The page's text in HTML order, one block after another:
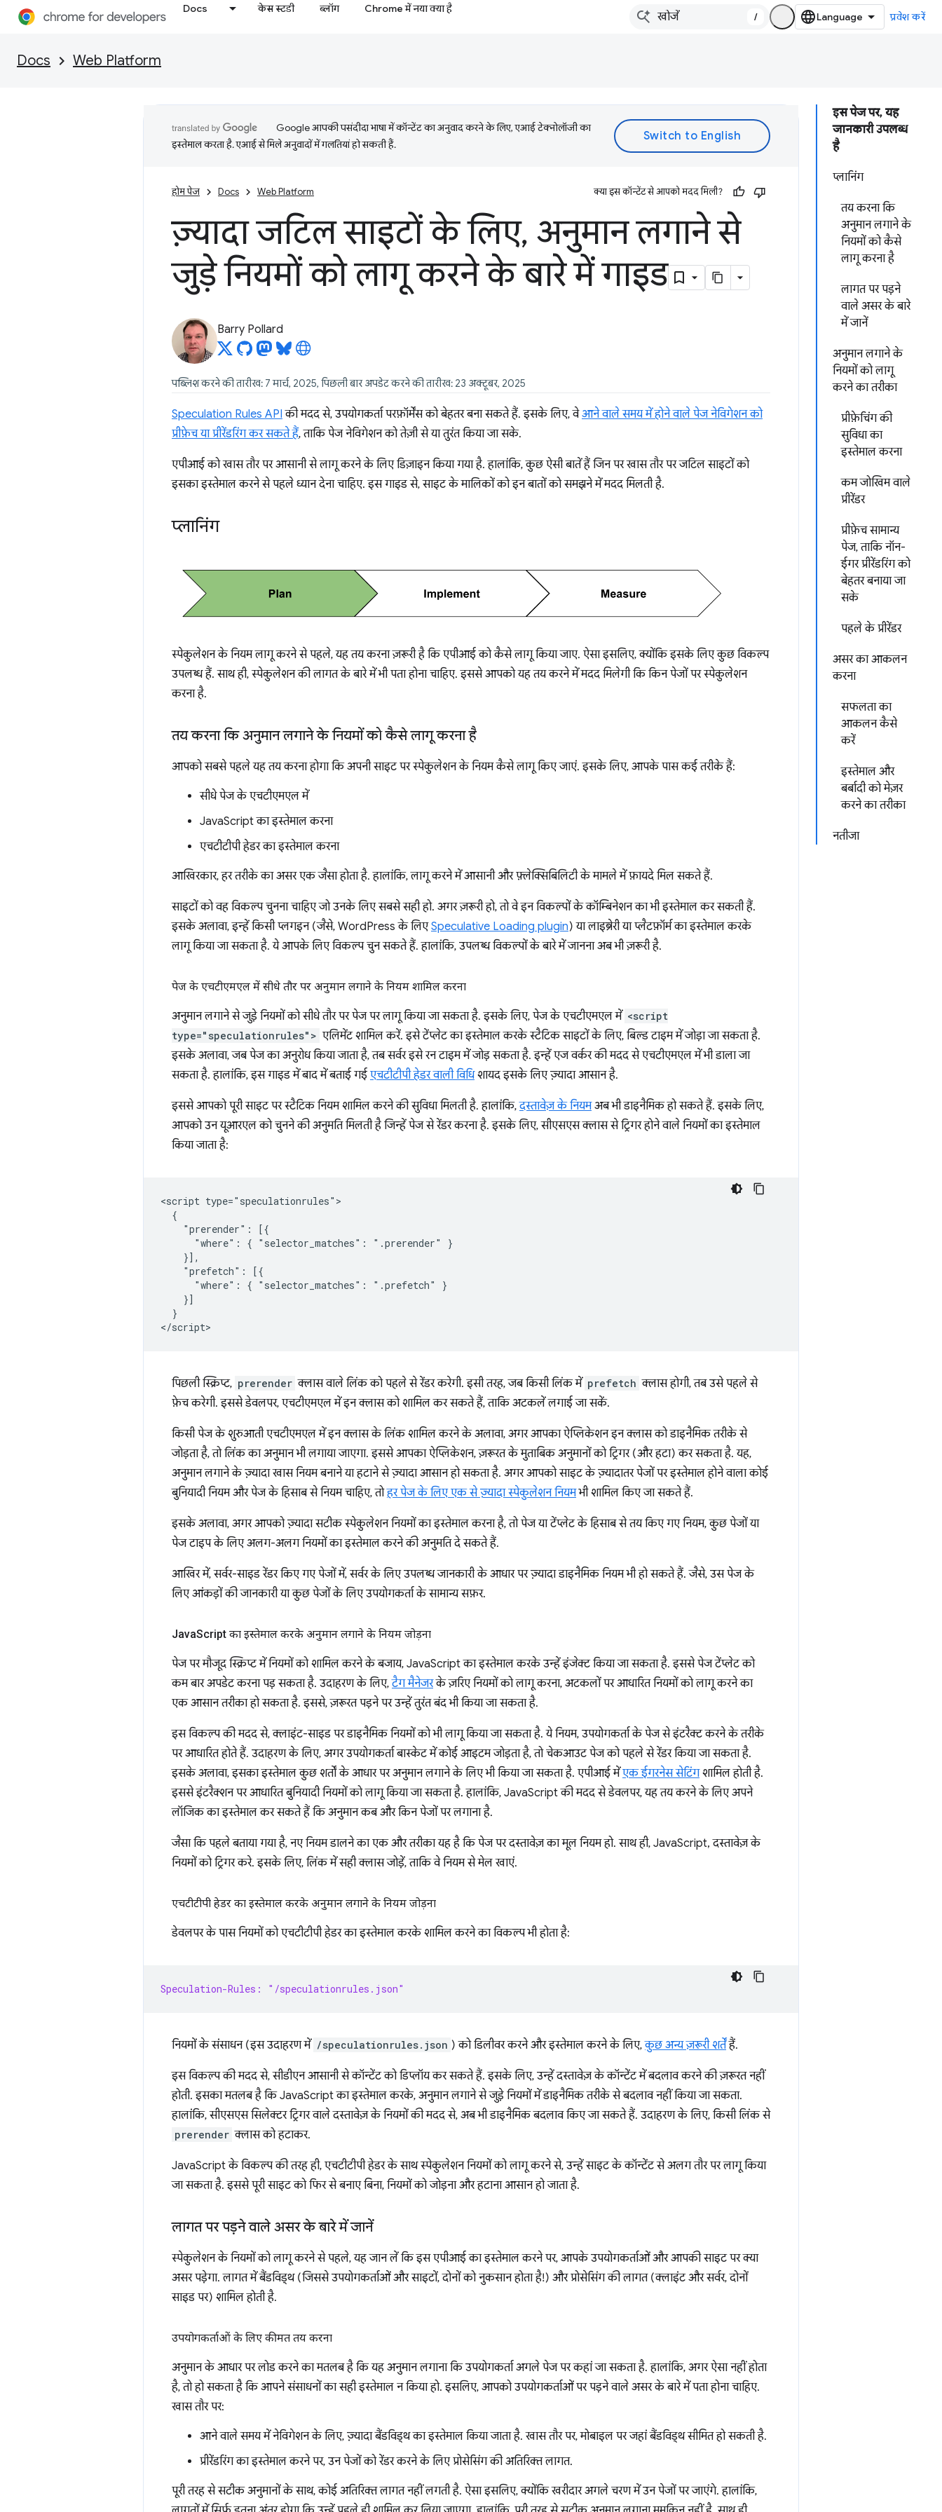
Docs केस स्टडी ब्लॉग Chrome में नया क्या है
/ प्रवेश करें
Docs Web Platform
इस पेज पर, यह
जानकारी उपलब्ध
है
प्लानिंग
तय करना कि
अनुमान लगाने के
नियमों को कैसे
लागू करना है
लागत पर पड़ने
वाले असर के बारे
में जानें
अनुमान लगाने के
नियमों को लागू
करने का तरीका
प्रीफ़ेचिंग की
सुविधा का
इस्तेमाल करना
कम जोखिम वाले
प्रीरेंडर
प्रीफ़ेच सामान्य
पेज, ताकि नॉन-
ईगर प्रीरेंडरिंग को
बेहतर बनाया जा
सके
पहले के प्रीरेंडर
असर का आकलन
करना
सफलता का
आकलन कैसे
करें
इस्तेमाल और
बर्बादी को मेज़र
करने का तरीका
नतीजा
Google आपकी पसंदीदा भाषा में कॉन्टेंट का अनुवाद करने के लिए, एआई टेक्नोलॉजी का
इस्तेमाल करता है. एआई से मिले अनुवादों में गलतियां हो सकती हैं.
होम पेज Docs Web Platform क्या इस कॉन्टेंट से आपको मदद मिली?
ज़्यादा जटिल साइटों के लिए, अनुमान लगाने से
जुड़े नियमों को लागू करने के बारे में गाइड
Barry Pollard
पब्लिश करने की तारीख: 7 मार्च, 2025, पिछली बार अपडेट करने की तारीख: 23 अक्टूबर, 2025
Speculation Rules API की मदद से, उपयोगकर्ता परफ़ॉर्मेंस को बेहतर बना सकते हैं. इसके लिए, वेआने वाले समय में होने वाले पेज नेविगेशन को
प्रीफ़ेच या प्रीरेंडरिंग कर सकते हैं, ताकि पेज नेविगेशन को तेज़ी से या तुरंत किया जा सके.
एपीआई को खास तौर पर आसानी से लागू करने के लिए डिज़ाइन किया गया है. हालांकि, कुछ ऐसी बातें हैं जिन पर खास तौर पर जटिल साइटों को
इसका इस्तेमाल करने से पहले ध्यान देना चाहिए. इस गाइड से, साइट के मालिकों को इन बातों को समझने में मदद मिलती है.
प्लानिंग
स्पेकुलेशन के नियम लागू करने से पहले, यह तय करना ज़रूरी है कि एपीआई को कैसे लागू किया जाए. ऐसा इसलिए, क्योंकि इसके लिए कुछ विकल्प
उपलब्ध हैं. साथ ही, स्पेकुलेशन की लागत के बारे में भी पता होना चाहिए. इससे आपको यह तय करने में मदद मिलेगी कि किन पेजों पर स्पेकुलेशन
करना है.
तय करना कि अनुमान लगाने के नियमों को कैसे लागू करना है
आपको सबसे पहले यह तय करना होगा कि अपनी साइट पर स्पेकुलेशन के नियम कैसे लागू किए जाएं. इसके लिए, आपके पास कई तरीके हैं:
सीधे पेज के एचटीएमएल में
JavaScript का इस्तेमाल करना
एचटीटीपी हेडर का इस्तेमाल करना
आखिरकार, हर तरीके का असर एक जैसा होता है. हालांकि, लागू करने में आसानी और फ़्लेक्सिबिलिटी के मामले में फ़ायदे मिल सकते हैं.
साइटों को वह विकल्प चुनना चाहिए जो उनके लिए सबसे सही हो. अगर ज़रूरी हो, तो वे इन विकल्पों के कॉम्बिनेशन का भी इस्तेमाल कर सकती हैं.
इसके अलावा, इन्हें किसी प्लगइन (जैसे, WordPress के लिएSpeculative Loading plugin) या लाइब्रेरी या प्लैटफ़ॉर्म का इस्तेमाल करके
लागू किया जा सकता है. ये आपके लिए विकल्प चुन सकते हैं. हालांकि, उपलब्ध विकल्पों के बारे में जानना अब भी ज़रूरी है.
पेज के एचटीएमएल में सीधे तौर पर अनुमान लगाने के नियम शामिल करना
अनुमान लगाने से जुड़े नियमों को सीधे तौर पर पेज पर लागू किया जा सकता है. इसके लिए, पेज के एचटीएमएल में <script
type="speculationrules"> एलिमेंट शामिल करें. इसे टेंप्लेट का इस्तेमाल करके स्टैटिक साइटों के लिए, बिल्ड टाइम में जोड़ा जा सकता है.
इसके अलावा, जब पेज का अनुरोध किया जाता है, तब सर्वर इसे रन टाइम में जोड़ सकता है. इन्हें एज वर्कर की मदद से एचटीएमएल में भी डाला जा
सकता है. हालांकि, इस गाइड में बाद में बताई गई एचटीटीपी हेडर वाली विधिशायद इसके लिए ज़्यादा आसान है.
इससे आपको पूरी साइट पर स्टैटिक नियम शामिल करने की सुविधा मिलती है. हालांकि,दस्तावेज़ के नियमअब भी डाइनैमिक हो सकते हैं. इसके लिए,
आपको उन यूआरएल को चुनने की अनुमति मिलती है जिन्हें पेज से रेंडर करना है. इसके लिए, सीएसएस क्लास से ट्रिगर होने वाले नियमों का इस्तेमाल
किया जाता है:
<script type="speculationrules">
  {
    "prerender": [{
      "where": { "selector_matches": ".prerender" }
    }],
    "prefetch": [{
      "where": { "selector_matches": ".prefetch" }
    }]
  }
पिछली स्क्रिप्ट, prerender क्लास वाले लिंक को पहले से रेंडर करेगी. इसी तरह, जब किसी लिंक में prefetch क्लास होगी, तब उसे पहले से
फ़ेच करेगी. इससे डेवलपर, एचटीएमएल में इन क्लास को शामिल कर सकते हैं, ताकि अटकलें लगाई जा सकें.
किसी पेज के शुरुआती एचटीएमएल में इन क्लास के लिंक शामिल करने के अलावा, अगर आपका ऐप्लिकेशन इन क्लास को डाइनैमिक तरीके से
जोड़ता है, तो लिंक का अनुमान भी लगाया जाएगा. इससे आपका ऐप्लिकेशन, ज़रूरत के मुताबिक अनुमानों को ट्रिगर (और हटा) कर सकता है. यह,
अनुमान लगाने के ज़्यादा खास नियम बनाने या हटाने से ज़्यादा आसान हो सकता है. अगर आपको साइट के ज़्यादातर पेजों पर इस्तेमाल होने वाला कोई
बुनियादी नियम और पेज के हिसाब से नियम चाहिए, तोहर पेज के लिए एक से ज़्यादा स्पेकुलेशन नियमभी शामिल किए जा सकते हैं.
इसके अलावा, अगर आपको ज़्यादा सटीक स्पेकुलेशन नियमों का इस्तेमाल करना है, तो पेज या टेंप्लेट के हिसाब से तय किए गए नियम, कुछ पेजों या
पेज टाइप के लिए अलग-अलग नियमों का इस्तेमाल करने की अनुमति दे सकते हैं.
आखिर में, सर्वर-साइड रेंडर किए गए पेजों में, सर्वर के लिए उपलब्ध जानकारी के आधार पर ज़्यादा डाइनैमिक नियम भी हो सकते हैं. जैसे, उस पेज के
लिए आंकड़ों की जानकारी या कुछ पेजों के लिए उपयोगकर्ता के सामान्य सफ़र.
JavaScript का इस्तेमाल करके अनुमान लगाने के नियम जोड़ना
पेज पर मौजूद स्क्रिप्ट में नियमों को शामिल करने के बजाय, JavaScript का इस्तेमाल करके उन्हें इंजेक्ट किया जा सकता है. इससे पेज टेंप्लेट को
कम बार अपडेट करना पड़ सकता है. उदाहरण के लिए,टैग मैनेजरके ज़रिए नियमों को लागू करना, अटकलों पर आधारित नियमों को लागू करने का
एक आसान तरीका हो सकता है. इससे, ज़रूरत पड़ने पर उन्हें तुरंत बंद भी किया जा सकता है.
इस विकल्प की मदद से, क्लाइंट-साइड पर डाइनैमिक नियमों को भी लागू किया जा सकता है. ये नियम, उपयोगकर्ता के पेज से इंटरैक्ट करने के तरीके
पर आधारित होते हैं. उदाहरण के लिए, अगर उपयोगकर्ता बास्केट में कोई आइटम जोड़ता है, तो चेकआउट पेज को पहले से रेंडर किया जा सकता है.
इसके अलावा, इसका इस्तेमाल कुछ शर्तों के आधार पर अनुमान लगाने के लिए भी किया जा सकता है. एपीआई मेंएक ईगरनेस सेटिंगशामिल होती है.
इससे इंटरैक्शन पर आधारित बुनियादी नियमों को लागू किया जा सकता है. हालांकि, JavaScript की मदद से डेवलपर, यह तय करने के लिए अपने
लॉजिक का इस्तेमाल कर सकते हैं कि अनुमान कब और किन पेजों पर लगाना है.
जैसा कि पहले बताया गया है, नए नियम डालने का एक और तरीका यह है कि पेज पर दस्तावेज़ का मूल नियम हो. साथ ही, JavaScript, दस्तावेज़ के
नियमों को ट्रिगर करे. इसके लिए, लिंक में सही क्लास जोड़ें, ताकि वे नियम से मेल खाएं.
एचटीटीपी हेडर का इस्तेमाल करके अनुमान लगाने के नियम जोड़ना
डेवलपर के पास नियमों को एचटीटीपी हेडर का इस्तेमाल करके शामिल करने का विकल्प भी होता है:
Speculation-Rules: "/speculationrules.json"
नियमों के संसाधन (इस उदाहरण में /speculationrules.json ) को डिलीवर करने और इस्तेमाल करने के लिए,कुछ अन्य ज़रूरी शर्तेंहैं.
इस विकल्प की मदद से, सीडीएन आसानी से कॉन्टेंट को डिप्लॉय कर सकते हैं. इसके लिए, उन्हें दस्तावेज़ के कॉन्टेंट में बदलाव करने की ज़रूरत नहीं
होती. इसका मतलब है कि JavaScript का इस्तेमाल करके, अनुमान लगाने से जुड़े नियमों में डाइनैमिक तरीके से बदलाव नहीं किया जा सकता.
हालांकि, सीएसएस सिलेक्टर ट्रिगर वाले दस्तावेज़ के नियमों की मदद से, अब भी डाइनैमिक बदलाव किए जा सकते हैं. उदाहरण के लिए, किसी लिंक से
prerender क्लास को हटाकर.
JavaScript के विकल्प की तरह ही, एचटीटीपी हेडर के साथ स्पेकुलेशन नियमों को लागू करने से, उन्हें साइट के कॉन्टेंट से अलग तौर पर लागू किया
जा सकता है. इससे पूरी साइट को फिर से बनाए बिना, नियमों को जोड़ना और हटाना आसान हो जाता है.
लागत पर पड़ने वाले असर के बारे में जानें
स्पेकुलेशन के नियमों को लागू करने से पहले, यह जान लें कि इस एपीआई का इस्तेमाल करने पर, आपके उपयोगकर्ताओं और आपकी साइट पर क्या
असर पड़ेगा. लागत में बैंडविड्थ (जिससे उपयोगकर्ताओं और साइटों, दोनों को नुकसान होता है!) और प्रोसेसिंग की लागत (क्लाइंट और सर्वर, दोनों
साइड पर) शामिल होती है.
उपयोगकर्ताओं के लिए कीमत तय करना
अनुमान के आधार पर लोड करने का मतलब है कि यह अनुमान लगाना कि उपयोगकर्ता अगले पेज पर कहां जा सकता है. हालांकि, अगर ऐसा नहीं होता
है, तो हो सकता है कि आपने संसाधनों का सही इस्तेमाल न किया हो. इसलिए, आपको उपयोगकर्ताओं पर पड़ने वाले असर के बारे में पता होना चाहिए.
खास तौर पर:
आने वाले समय में नेविगेशन के लिए, ज़्यादा बैंडविड्थ का इस्तेमाल किया जाता है. खास तौर पर, मोबाइल पर जहां बैंडविड्थ सीमित हो सकती है.
प्रीरेंडरिंग का इस्तेमाल करने पर, उन पेजों को रेंडर करने के लिए प्रोसेसिंग की अतिरिक्त लागत.
पूरी तरह से सटीक अनुमानों के साथ, कोई अतिरिक्त लागत नहीं लगती है. ऐसा इसलिए, क्योंकि खरीदार अगले चरण में उन पेजों पर जाएंगे. हालांकि,